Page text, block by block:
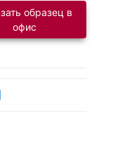
образец в
офис